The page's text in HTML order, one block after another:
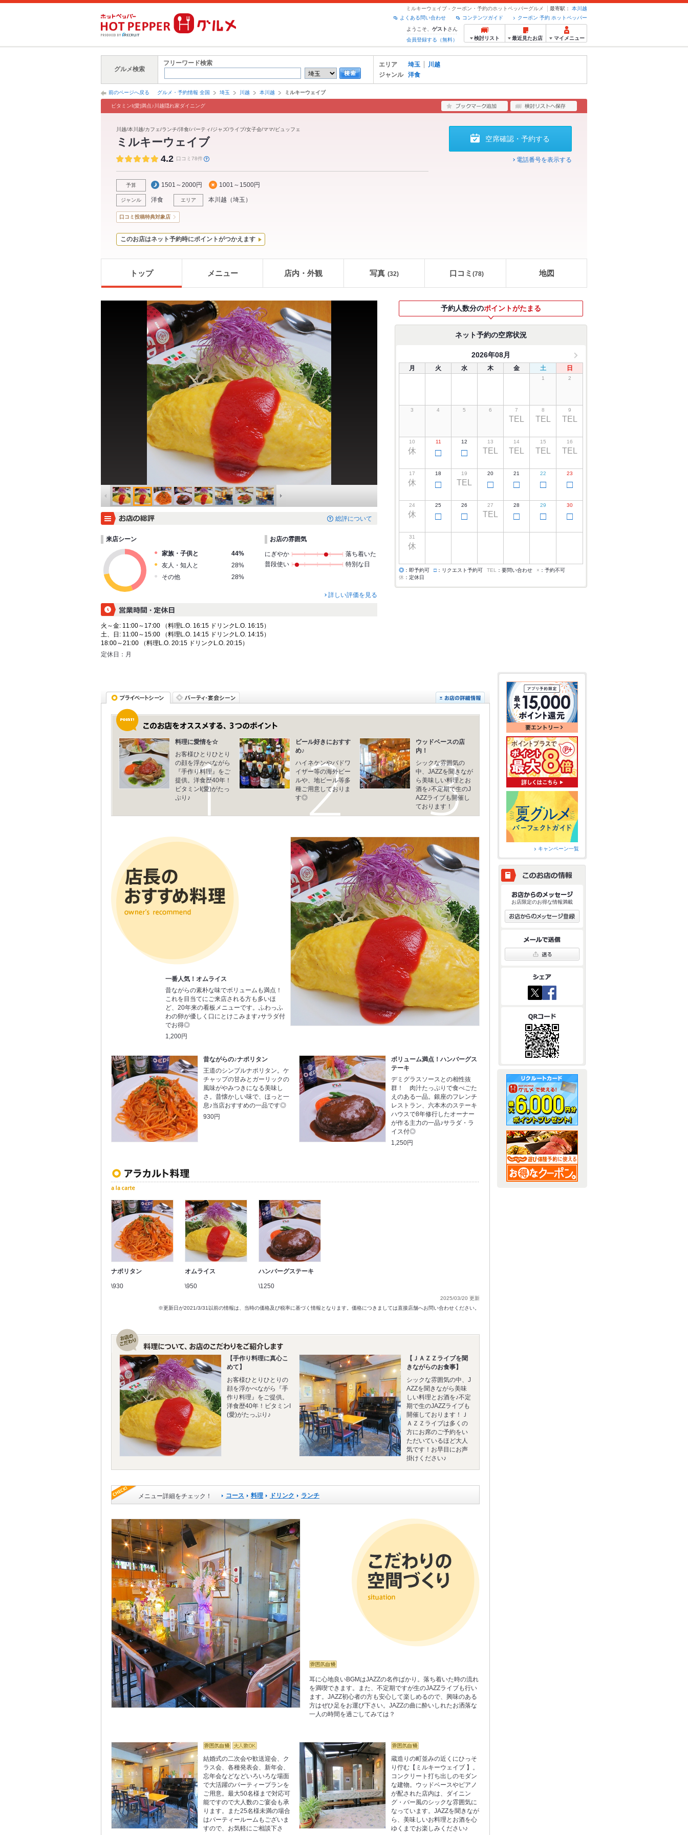
ミルキーウェイブ - クーポン・予約のホットペッパーグルメ 最寄駅：
本川越
クーポン 予約 ホットペッパー
コンテンツガイド
よくある問い合わせ
ようこそ、 ゲスト さん
会員登録する（無料）
検討リスト 最近見たお店 マイメニュー
グルメ検索
フリーワード検索 エリア 埼玉
川越
ジャンル
洋食
前のページへ戻る グルメ・予約情報 全国 埼玉 川越 本川越 ミルキーウェイブ
ビタミンI(愛)満点♪川越隠れ家ダイニング
川越/本川越/カフェ/ランチ/洋食/パーティ/ジャズ/ライブ/女子会/ママ/ビュッフェ
ミルキーウェイブ
4.2 口コミ78件
予算 1501～2000円 1001～1500円
ジャンル 洋食 エリア 本川越 （埼玉 ）
空席確認・予約する
電話番号を表示する
口コミ投稿特典対象店
このお店はネット予約時にポイントがつかえます
トップ メニュー 店内・外観 写真 (32) 口コミ (78) 地図
総評について
来店シーン
家族・子供と
44%
友人・知人と
28%
その他
28%
お店の雰囲気
にぎやか
落ち着いた
普段使い
特別な日
詳しい評価を見る
火～金: 11:00～17:00 （料理L.O. 16:15 ドリンクL.O. 16:15）
土、日: 11:00～15:00 （料理L.O. 14:15 ドリンクL.O. 14:15）
18:00～21:00 （料理L.O. 20:15 ドリンクL.O. 20:15）
定休日： 月
予約人数分のポイントがたまる
ネット予約の空席状況
2026年08月
月 火 水 木 金 土 日
1 2
3 4 5 6 7
TEL
8
TEL
9
TEL
10
休
11
□
12
□
13
TEL
14
TEL
15
TEL
16
TEL
17
休
18
□
19
TEL
20
□
21
□
22
□
23
□
24
休
25
□
26
□
27
TEL
28
□
29
□
30
□
31
休
◎ ：即予約可 □ ：リクエスト予約可 TEL ：要問い合わせ × ：予約不可
休 ：定休日
料理に愛情を☆
お客様ひとりひとり
の顔を浮かべながら
『手作り料理』をご
提供。洋食歴40年！
ビタミンI(愛)がたっ
ぷり♪
ビール好きにおすす
め♪
ハイネケンやバドワ
イザー等の海外ビー
ルや、地ビール等多
種ご用意しておりま
す◎
ウッドベースの店
内！
シックな雰囲気の
中、JAZZを聞きなが
ら美味しい料理とお
酒を♪不定期で生のJ
AZZライブも開催し
ております！
一番人気！オムライス
昔ながらの素朴な味でボリュームも満点！
これを目当てにご来店される方も多いほ
ど、20年来の看板メニューです。ふわっふ
わの卵が優しく口にとけこみます♪サラダ付
でお得◎
1,200円
昔ながらの♪ナポリタン
王道のシンプルナポリタン。ケ
チャップの甘みとガーリックの
風味がやみつきになる美味し
さ。昔懐かしい味で、ほっと一
息♪当店おすすめの一品です◎
930円
ボリューム満点！ハンバーグス
テーキ
デミグラスソースとの相性抜
群！ 肉汁たっぷりで食べごた
えのある一品。銀座のフレンチ
レストラン、六本木のステーキ
ハウスで8年修行したオーナー
が作る主力の一品♪サラダ・ラ
イス付◎
1,250円
ナポリタン
\930
オムライス
\950
ハンバーグステーキ
\1250
2025/03/20 更新
※更新日が2021/3/31以前の情報は、当時の価格及び税率に基づく情報となります。価格につきましては直接店舗へお問い合わせください。
【手作り料理に真心こ
めて】
お客様ひとりひとりの
顔を浮かべながら『手
作り料理』をご提供。
洋食歴40年！ビタミンI
(愛)がたっぷり♪
【ＪＡＺＺライブを聞
きながらのお食事】
シックな雰囲気の中、J
AZZを聞きながら美味
しい料理とお酒を♪不定
期で生のJAZZライブも
開催しております！Ｊ
ＡＺＺライブは多くの
方にお席のご予約をい
ただいているほど大人
気です！お早目にお声
掛けください♪
メニュー詳細をチェック！ コース 料理 ドリンク ランチ
耳に心地良いBGMはJAZZの名作ばかり。落ち着いた時の流れ
を満喫できます。また、不定期ですが生のJAZZライブも行い
ます。JAZZ初心者の方も安心して楽しめるので、興味のある
方はぜひ足をお運び下さい。JAZZの曲に酔いしれたお洒落な
一人の時間を過ごしてみては？
結婚式の二次会や歓送迎会、ク
ラス会、各種発表会、新年会、
忘年会などなどいろいろな場面
で大活躍のパーティープランを
ご用意。最大50名様まで対応可
能ですので大人数のご宴会も承
ります。また25名様未満の場合
はパーティールームもございま
すので、お気軽にご相談下さ
蔵造りの町並みの近くにひっそ
り佇む【ミルキーウェイブ 】。
コンクリート打ち出しのモダン
な建物。ウッドベースやピアノ
が配された店内は、ダイニン
グ・バー風のシックな雰囲気に
なっています。JAZZを聞きなが
ら、美味しいお料理とお酒を心
ゆくまでお楽しみください♪
キャンペーン一覧
お店限定のお得な情報満載